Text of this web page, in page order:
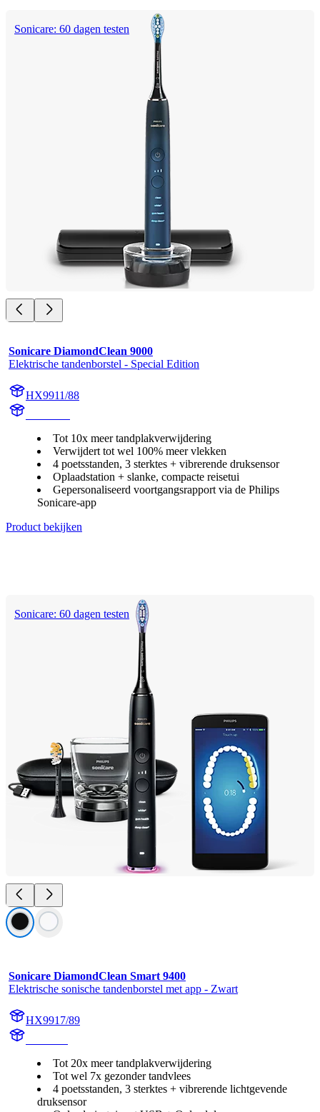
Sonicare: 60 dagen testen
Sonicare DiamondClean 9000
Elektrische tandenborstel - Special Edition
HX9911/88
Tot 10x meer tandplakverwijdering
Verwijdert tot wel 100% meer vlekken
4 poetsstanden, 3 sterktes + vibrerende druksensor
Oplaadstation + slanke, compacte reisetui
Gepersonaliseerd voortgangsrapport via de Philips
Sonicare-app
Product bekijken
Sonicare: 60 dagen testen
Sonicare DiamondClean Smart 9400
Elektrische sonische tandenborstel met app - Zwart
HX9917/89
Tot 20x meer tandplakverwijdering
Tot wel 7x gezonder tandvlees
4 poetsstanden, 3 sterktes + vibrerende lichtgevende
druksensor